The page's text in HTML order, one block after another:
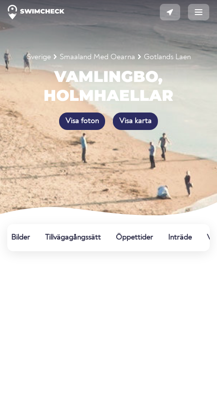
Sverige Smaaland Med Oearna Gotlands Laen
VAMLINGBO,
HOLMHAELLAR
Visa foton Visa karta
Bilder Tillvägagångssätt Öppettider Inträde